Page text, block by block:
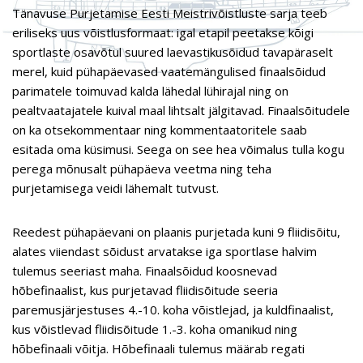
Tänavuse Purjetamise Eesti Meistrivõistluste sarja teeb
eriliseks uus võistlusformaat: igal etapil peetakse kõigi
sportlaste osavõtul suured laevastikusõidud tavapäraselt
merel, kuid pühapäevased vaatemängulised finaalsõidud
parimatele toimuvad kalda lähedal lühirajal ning on
pealtvaatajatele kuival maal lihtsalt jälgitavad. Finaalsõitudele
on ka otsekommentaar ning kommentaatoritele saab
esitada oma küsimusi. Seega on see hea võimalus tulla kogu
perega mõnusalt pühapäeva veetma ning teha
purjetamisega veidi lähemalt tutvust.
Reedest pühapäevani on plaanis purjetada kuni 9 fliidisõitu,
alates viiendast sõidust arvatakse iga sportlase halvim
tulemus seeriast maha. Finaalsõidud koosnevad
hõbefinaalist, kus purjetavad fliidisõitude seeria
paremusjärjestuses 4.-10. koha võistlejad, ja kuldfinaalist,
kus võistlevad fliidisõitude 1.-3. koha omanikud ning
hõbefinaali võitja. Hõbefinaali tulemus määrab regati